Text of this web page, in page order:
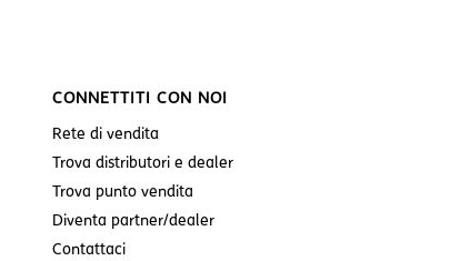
CONNETTITI CON NOI
Rete di vendita
Trova distributori e dealer
Trova punto vendita
Diventa partner/dealer
Contattaci